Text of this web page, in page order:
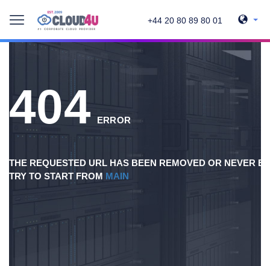
+44 20 80 89 80 01
404 ERROR
THE REQUESTED URL HAS BEEN REMOVED OR NEVER
TRY TO START FROM MAIN